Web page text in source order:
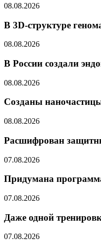
08.08.2026
В 3D-структуре
08.08.2026
В России создали
08.08.2026
Созданы
08.08.2026
Расшифрован
07.08.2026
Придумана
07.08.2026
Даже одной
07.08.2026